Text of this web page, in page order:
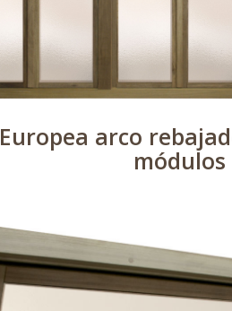
Europea arco
módulos